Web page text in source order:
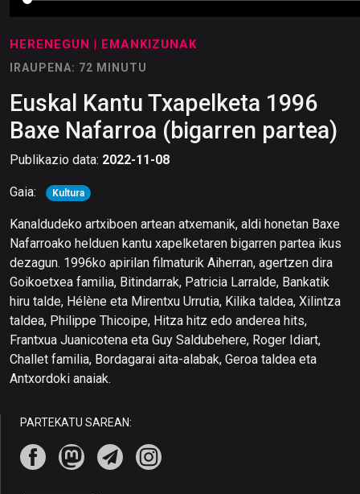
HERENEGUN | EMANKIZUNAK
IRAUPENA: 72 MINUTU
Euskal Kantu Txapelketa 1996
Baxe Nafarroa (bigarren partea)
Publikazio data: 2022-11-08
Gaia: Kultura
Kanaldudeko artxiboen artean atxemanik, aldi honetan Baxe
Nafarroako helduen kantu xapelketaren bigarren partea ikus
dezagun. 1996ko apirilan filmaturik Aiherran, agertzen dira
Goikoetxea familia, Bitindarrak, Patricia Larralde, Bankatik
hiru talde, Hélène eta Mirentxu Urrutia, Kilika taldea, Xilintza
taldea, Philippe Thicoipe, Hitza hitz edo anderea hits,
Frantxua Juanicotena eta Guy Saldubehere, Roger Idiart,
Challet familia, Bordagarai aita-alabak, Geroa taldea eta
Antxordoki anaiak.
PARTEKATU SAREAN: